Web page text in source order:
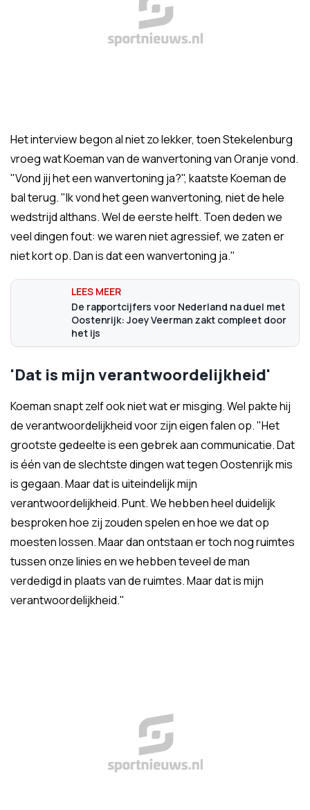
Het interview begon al niet zo lekker, toen Stekelenburg
vroeg wat Koeman van de wanvertoning van Oranje vond.
"Vond jij het een wanvertoning ja?", kaatste Koeman de
bal terug. "Ik vond het geen wanvertoning, niet de hele
wedstrijd althans. Wel de eerste helft. Toen deden we
veel dingen fout: we waren niet agressief, we zaten er
niet kort op. Dan is dat een wanvertoning ja."
De rapportcijfers voor Nederland na duel met
Oostenrijk: Joey Veerman zakt compleet door
het ijs
'Dat is mijn verantwoordelijkheid'
Koeman snapt zelf ook niet wat er misging. Wel pakte hij
de verantwoordelijkheid voor zijn eigen falen op. "Het
grootste gedeelte is een gebrek aan communicatie. Dat
is één van de slechtste dingen wat tegen Oostenrijk mis
is gegaan. Maar dat is uiteindelijk mijn
verantwoordelijkheid. Punt. We hebben heel duidelijk
besproken hoe zij zouden spelen en hoe we dat op
moesten lossen. Maar dan ontstaan er toch nog ruimtes
tussen onze linies en we hebben teveel de man
verdedigd in plaats van de ruimtes. Maar dat is mijn
verantwoordelijkheid."